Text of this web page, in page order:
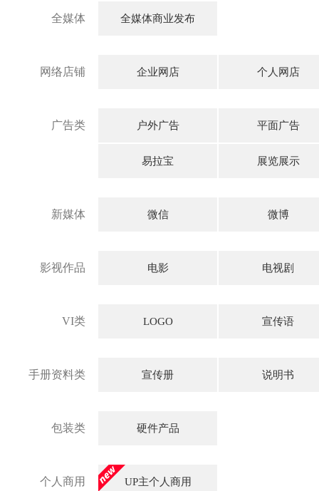
全媒体 全媒体商业发布
网络店铺 企业网店 个人网店
广告类 户外广告 平面广告
易拉宝 展览展示
新媒体 微信 微博
影视作品 电影 电视剧
VI类 LOGO 宣传语
手册资料类 宣传册 说明书
包装类 硬件产品
个人商用 UP主个人商用